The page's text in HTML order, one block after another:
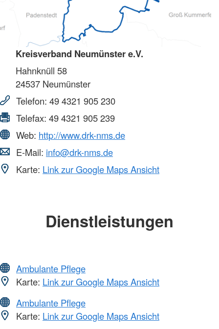
Kreisverband Neumünster e.V.
Hahnknüll 58
24537 Neumünster
Telefon: 49 4321 905 230
Telefax: 49 4321 905 239
Web: http://www.drk-nms.de
E-Mail: info@drk-nms.de
Karte: Link zur Google Maps Ansicht
Dienstleistungen
Ambulante Pflege
Karte: Link zur Google Maps Ansicht
Ambulante Pflege
Karte: Link zur Google Maps Ansicht